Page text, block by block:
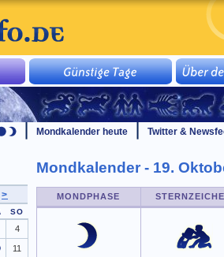
Mondkalender heute Twitter &
Mondkalender - 19.
MONDPHASE
>
SO
4
11